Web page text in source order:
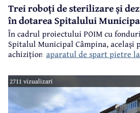
Trei roboți de sterilizare și
în dotarea Spitalului
În cadrul proiectului POIM cu
Spitalul Municipal Câmpina, același
achiziționat șiaparatul de spart pietre
, în cursul zilei de
sterilizarea și dezinfecția spațiilor,
săli de operație, de compartimente
rezerve sau de orice alte spații.
2711 vizualizari